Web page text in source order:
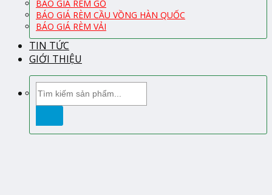
BÁO GIÁ RÈM GỖ
BÁO GIÁ RÈM CẦU VỒNG HÀN QUỐC
BÁO GIÁ RÈM VẢI
TIN TỨC
GIỚI THIỆU
kiếm: